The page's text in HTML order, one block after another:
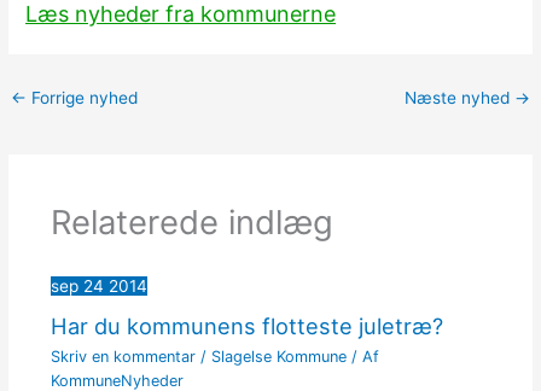
Læs nyheder fra kommunerne
← Forrige nyhed Næste nyhed →
Relaterede indlæg
sep 24 2014
Har du kommunens flotteste juletræ?
Skriv en kommentar / Slagelse Kommune/ Af
KommuneNyheder